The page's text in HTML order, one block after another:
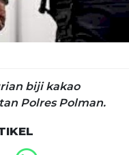
biji kakao
Polres Polman.